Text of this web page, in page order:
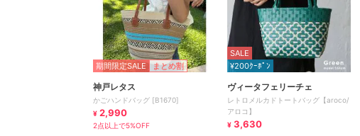
期間限定SALE まとめ割
神戸レタス
かごハンドバッグ [B1670]
¥ 2,990
2点以上で5%OFF
SALE
¥200ｸｰﾎﾟﾝ
ヴィータフェリーチェ
レトロメルカドトートバッグ【aroco/
アロコ】
¥ 3,630